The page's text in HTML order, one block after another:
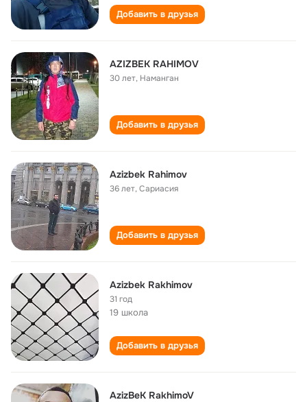
Добавить в друзья
AZIZBEK RAHIMOV
30 лет, Наманган
Добавить в друзья
Azizbek Rahimov
36 лет,Сариасия
Добавить в друзья
Azizbek Rakhimov
31 год
19 школа
Добавить в друзья
AzizBeK RakhimoV